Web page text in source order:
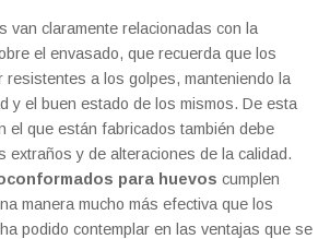
van claramente relacionadas con la
el envasado, que recuerda que los
resistentes a los golpes, manteniendo la
y el buen estado de los mismos. De esta
el que están fabricados también debe
extraños y de alteraciones de la calidad.
para huevos cumplen
manera mucho más efectiva que los
podido contemplar en las ventajas que se